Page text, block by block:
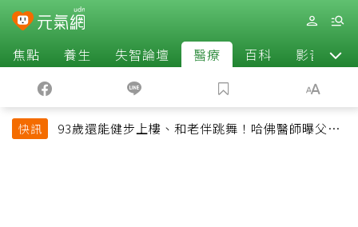
焦點 養生 失智論壇 醫療 百科 影音
快訊
93歲還能健步上樓、和老伴跳舞！哈佛醫師曝父親